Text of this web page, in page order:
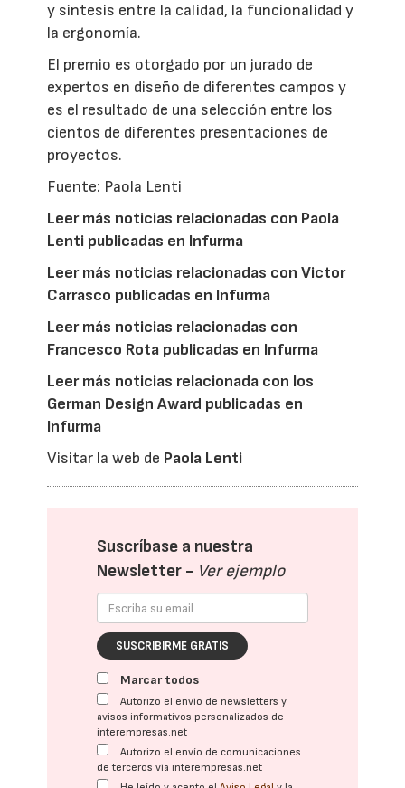
y síntesis entre la calidad, la funcionalidad y
la ergonomía.
El premio es otorgado por un jurado de
expertos en diseño de diferentes campos y
es el resultado de una selección entre los
cientos de diferentes presentaciones de
proyectos.
Fuente: Paola Lenti
Leer más noticias relacionadas con Paola
Lenti publicadas en Infurma
Leer más noticias relacionadas con Victor
Carrasco publicadas en Infurma
Leer más noticias relacionadas con
Francesco Rota publicadas en Infurma
Leer más noticias relacionada con los
German Design Award publicadas en
Infurma
Visitar la web de Paola Lenti
Suscríbase a nuestra
Newsletter - Ver ejemplo
SUSCRIBIRME GRATIS
Marcar todos
Autorizo el envío de newsletters y
avisos informativos personalizados de
interempresas.net
Autorizo el envío de comunicaciones
de terceros vía interempresas.net